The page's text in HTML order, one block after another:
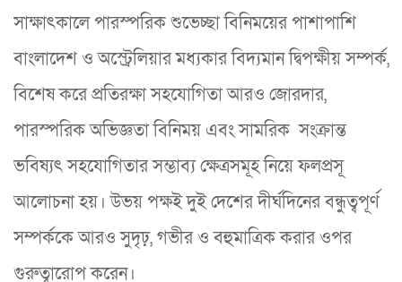
সাক্ষাৎকালে পারস্পরিক শুভেচ্ছা বিনিময়ের পাশাপাশি
বাংলাদেশ ও অস্ট্রেলিয়ার মধ্যকার বিদ্যমান দ্বিপক্ষীয় সম্পর্ক,
বিশেষ করে প্রতিরক্ষা সহযোগিতা আরও জোরদার,
পারস্পরিক অভিজ্ঞতা বিনিময় এবং সামরিক সংক্রান্ত
ভবিষ্যৎ সহযোগিতার সম্ভাব্য ক্ষেত্রসমূহ নিয়ে ফলপ্রসূ
আলোচনা হয়। উভয় পক্ষই দুই দেশের দীর্ঘদিনের বন্ধুত্বপূর্ণ
সম্পর্ককে আরও সুদৃঢ়, গভীর ও বহুমাত্রিক করার ওপর
গুরুত্বারোপ করেন।